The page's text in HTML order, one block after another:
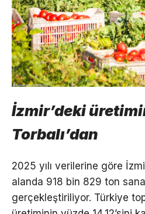
İzmir’deki
Torbalı’dan
2025 yılı verilerine göre
alanda 918 bin 829 ton
gerçekleştiriliyor. Türkiye